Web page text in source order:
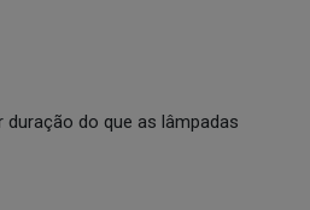
do que as lâmpadas